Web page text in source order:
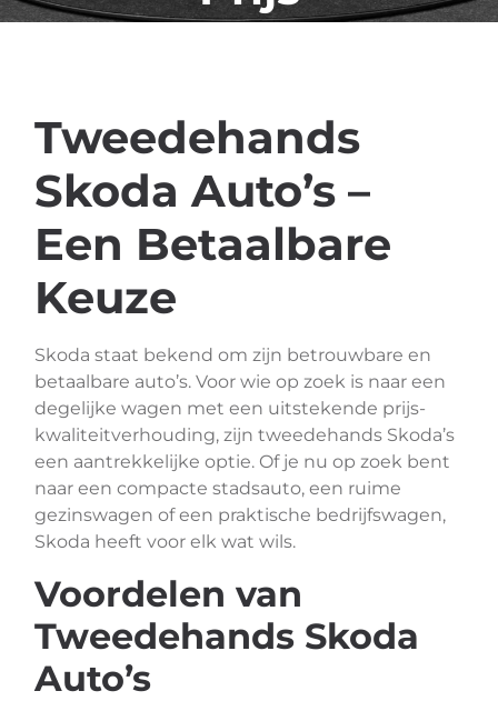
Tweedehands
Skoda Auto’s –
Een Betaalbare
Keuze
Skoda staat bekend om zijn betrouwbare en
betaalbare auto’s. Voor wie op zoek is naar een
degelijke wagen met een uitstekende prijs-
kwaliteitverhouding, zijn tweedehands Skoda’s
een aantrekkelijke optie. Of je nu op zoek bent
naar een compacte stadsauto, een ruime
gezinswagen of een praktische bedrijfswagen,
Skoda heeft voor elk wat wils.
Voordelen van
Tweedehands Skoda
Auto’s